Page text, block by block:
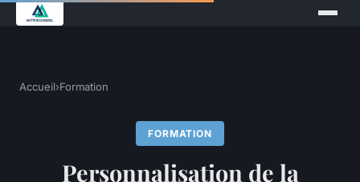
Accueil›Formation
FORMATION
Personnalisation de la